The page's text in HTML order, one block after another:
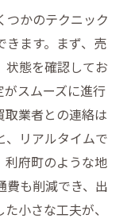
つかのテクニック
きます。まず、売
状態を確認してお
がスムーズに進行
取業者との連絡は
、リアルタイムで
利府町のような地
費も削減でき、出
小さな工夫が、